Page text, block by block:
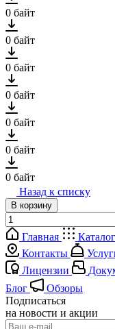
0 байт
0 байт
0 байт
0 байт
0 байт
0 байт
0 байт
Назад к списку
В корзину
Главная Каталог
Контакты
Лицензии
Блог
Обзоры
Подписаться
на новости и акции